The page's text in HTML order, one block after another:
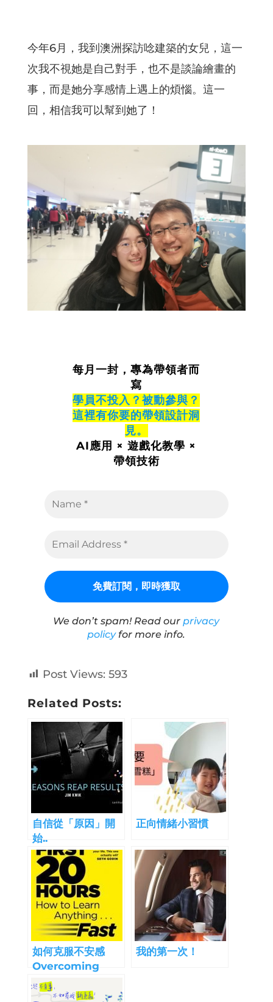
今年6月，我到澳洲探訪唸建築的女兒，這一
次我不視她是自己對手，也不是談論繪畫的
事，而是她分享感情上遇上的煩惱。這一
回，相信我可以幫到她了！
每月一封，專為帶領者而
寫
學員不投入？被動參與？
這裡有你要的帶領設計洞
見。
AI應用 × 遊戲化教學 ×
帶領技術
We don’t spam! Read ourprivacy
policyfor more info.
Post Views: 593
Related Posts:
自信從「原因」開
始..
正向情緒小習慣
如何克服不安感
Overcoming
Insecurity
我的第一次！